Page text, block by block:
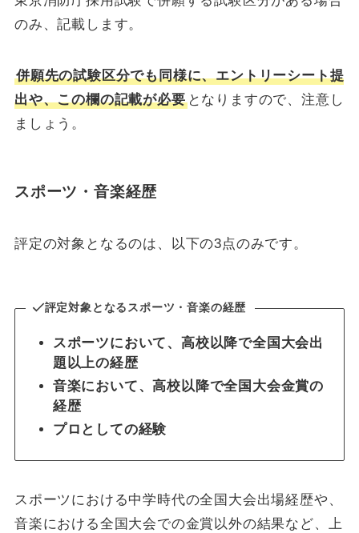
のみ、記載します。
併願先の試験区分でも同様に、エントリーシート提
出や、この欄の記載が必要となりますので、注意し
ましょう。
スポーツ・音楽経歴
評定の対象となるのは、以下の3点のみです。
評定対象となるスポーツ・音楽の経歴
スポーツにおいて、高校以降で全国大会出
題以上の経歴
音楽において、高校以降で全国大会金賞の
経歴
プロとしての経験
スポーツにおける中学時代の全国大会出場経歴や、
音楽における全国大会での金賞以外の結果など、上